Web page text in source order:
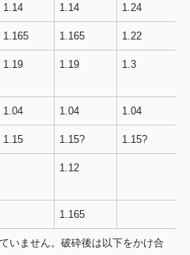
1.14 1.14 1.24
1.165 1.165 1.22
1.19 1.19 1.3
1.04 1.04 1.04
1.15 1.15? 1.15?
1.12
1.165
いません。破砕後は以下をかけ合